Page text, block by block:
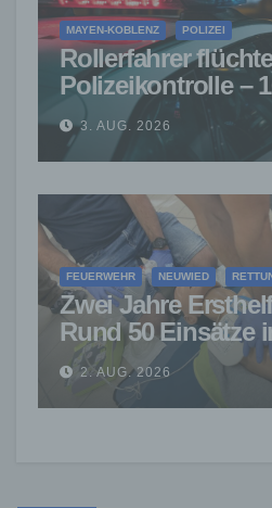
MAYEN-KOBLENZ POLIZEI
Rollerfahrer
Polizeikontrolle –
nach Verfolgung
3. AUG. 2026
FEUERWEHR NEUWIED
Zwei Jahre
Rund 50 Einsätze
Asbach
2. AUG. 2026